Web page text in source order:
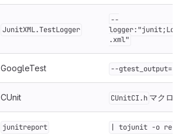
JunitXML.TestLogger
--
.xml"
GoogleTest --
CUnit CUnitCI.h マクロ
junitreport | tojunit -o